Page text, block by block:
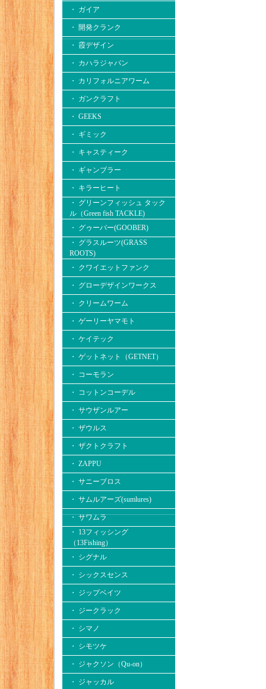
・ ガイア
・ 開発クランク
・ 霞デザイン
・ カハラジャパン
・ カリフォルニアワーム
・ ガンクラフト
・ GEEKS
・ ギミック
・ キャスティーク
・ ギャンブラー
・ キラーヒート
・ グリーンフィッシュ タック
ル（Green fish TACKLE)
・ グゥーバー(GOOBER)
・ グラスルーツ(GRASS
ROOTS)
・ クワイエットファンク
・ グローデザインワークス
・ クリームワーム
・ ゲーリーヤマモト
・ ケイテック
・ ゲットネット（GETNET）
・ コーモラン
・ コットンコーデル
・ サウザンルアー
・ ザウルス
・ ザクトクラフト
・ ZAPPU
・ サニーブロス
・ サムルアーズ(sumlures)
・ サワムラ
・ 13フィッシング
（13Fishing）
・ シグナル
・ シックスセンス
・ ジップベイツ
・ ジークラック
・ シマノ
・ シモツケ
・ ジャクソン（Qu-on）
・ ジャッカル